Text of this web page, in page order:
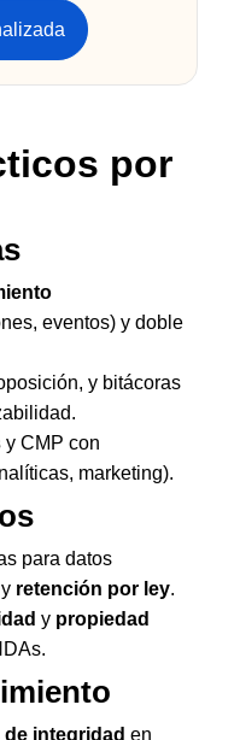
por
eventos) y doble
y bitácoras
y CMP con
marketing).
para datos
y retención por ley.
y propiedad
integridad en